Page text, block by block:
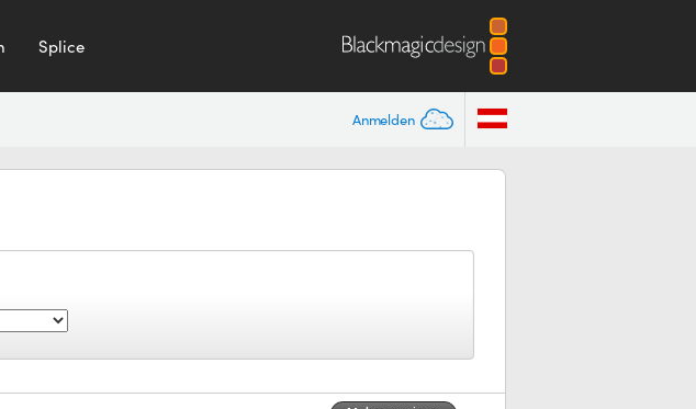
Splice
Anmelden